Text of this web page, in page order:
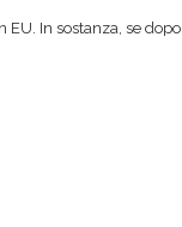
In sostanza, se dopo